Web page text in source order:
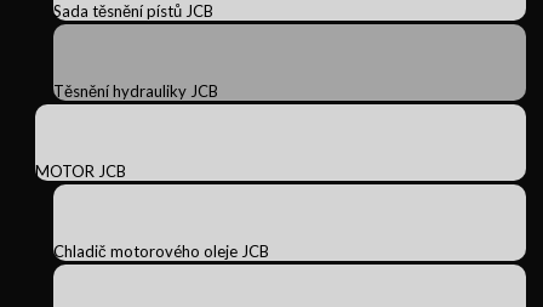
Sada těsnění pístů JCB
Těsnění hydrauliky JCB
MOTOR JCB
Chladič motorového oleje JCB